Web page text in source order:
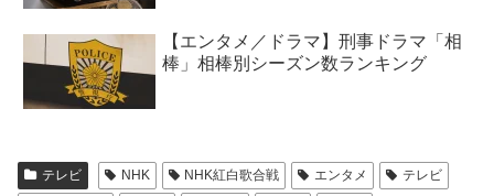
【エンタメ／ドラマ】刑事ドラマ「相
棒」相棒別シーズン数ランキング
テレビ NHK NHK紅白歌合戦 エンタメ
テレビ